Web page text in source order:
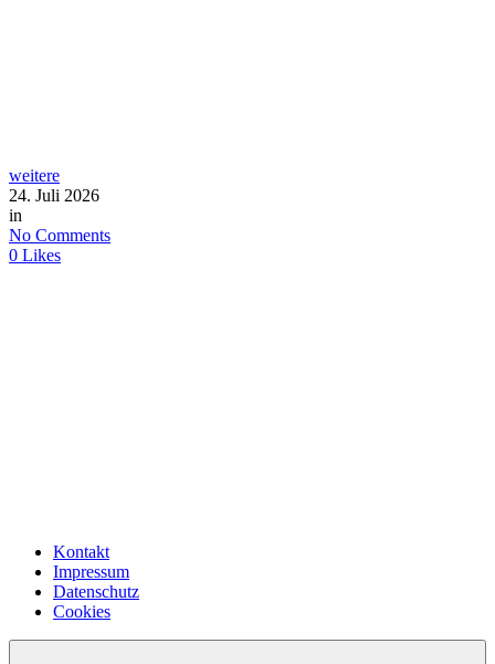
weitere
24. Juli 2026
in
No Comments
0 Likes
Kontakt
Impressum
Datenschutz
Cookies